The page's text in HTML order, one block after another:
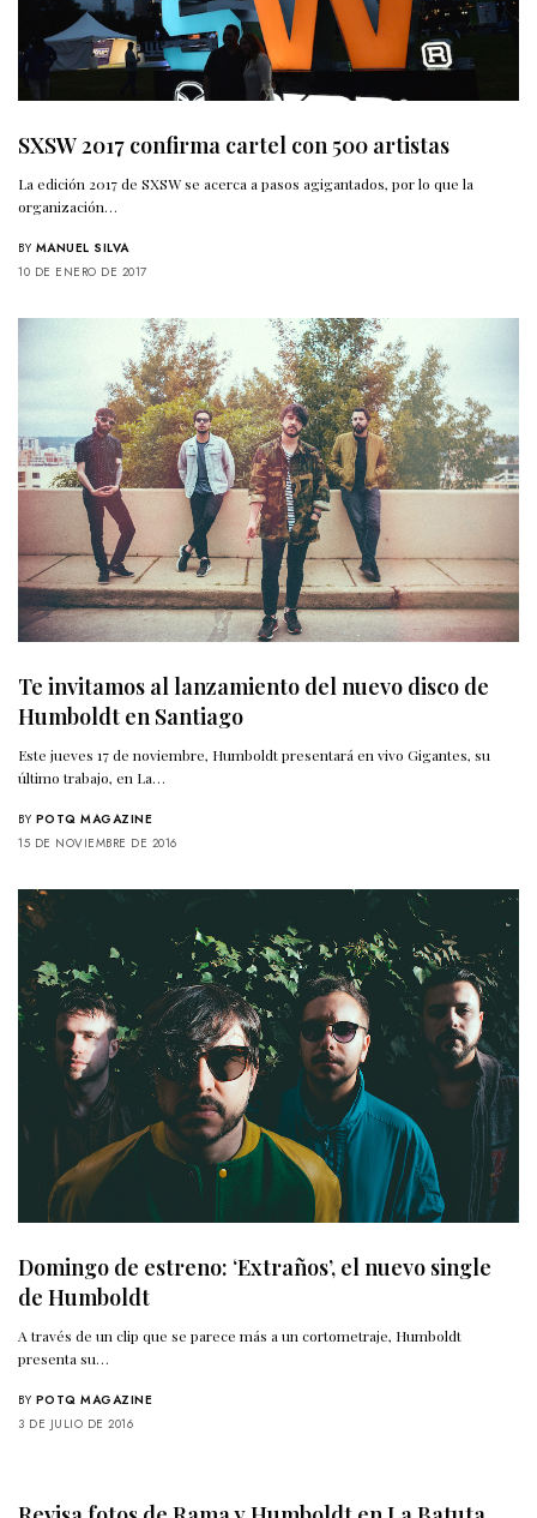
SXSW 2017 confirma cartel con 500 artistas
La edición 2017 de SXSW se acerca a pasos agigantados, por lo que la
organización…
BY MANUEL SILVA
10 DE ENERO DE 2017
Te invitamos al lanzamiento del nuevo disco de
Humboldt en Santiago
Este jueves 17 de noviembre, Humboldt presentará en vivo Gigantes, su
último trabajo, en La…
BY POTQ MAGAZINE
15 DE NOVIEMBRE DE 2016
Domingo de estreno: ‘Extraños’, el nuevo single
de Humboldt
A través de un clip que se parece más a un cortometraje, Humboldt
presenta su…
BY POTQ MAGAZINE
3 DE JULIO DE 2016